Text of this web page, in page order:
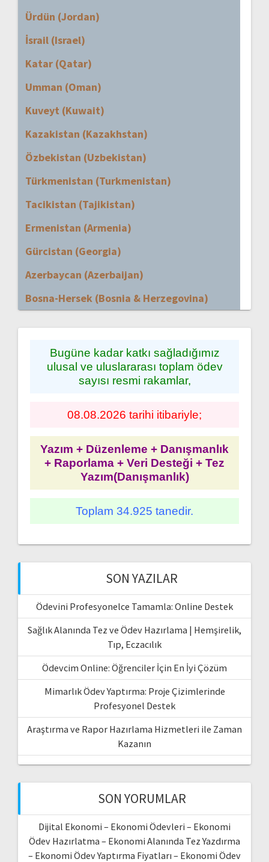
Ürdün (Jordan)
İsrail (Israel)
Katar (Qatar)
Umman (Oman)
Kuveyt (Kuwait)
Kazakistan (Kazakhstan)
Özbekistan (Uzbekistan)
Türkmenistan (Turkmenistan)
Tacikistan (Tajikistan)
Ermenistan (Armenia)
Gürcistan (Georgia)
Azerbaycan (Azerbaijan)
Bosna-Hersek (Bosnia & Herzegovina)
Bugüne kadar katkı sağladığımız
ulusal ve uluslararası toplam ödev
sayısı resmi rakamlar,
08.08.2026 tarihi itibariyle;
Yazım + Düzenleme + Danışmanlık
+ Raporlama + Veri Desteği + Tez
Yazım(Danışmanlık)
Toplam 34.925 tanedir.
SON YAZILAR
Ödevini Profesyonelce Tamamla: Online Destek
Sağlık Alanında Tez ve Ödev Hazırlama | Hemşirelik,
Tıp, Eczacılık
Ödevcim Online: Öğrenciler İçin En İyi Çözüm
Mimarlık Ödev Yaptırma: Proje Çizimlerinde
Profesyonel Destek
Araştırma ve Rapor Hazırlama Hizmetleri ile Zaman
Kazanın
SON YORUMLAR
Dijital Ekonomi – Ekonomi Ödevleri – Ekonomi
Ödev Hazırlatma – Ekonomi Alanında Tez Yazdırma
– Ekonomi Ödev Yaptırma Fiyatları – Ekonomi Ödev